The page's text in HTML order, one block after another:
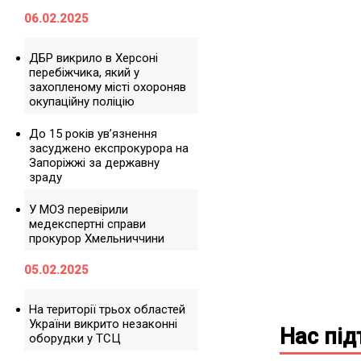
06.02.2025
ДБР викрило в Херсоні
перебіжчика, який у
захопленому місті охороняв
окупаційну поліцію
До 15 років ув’язнення
засуджено експрокурора на
Запоріжжі за державну
зраду
У МОЗ перевірили
медекспертні справи
прокурор Хмельниччини
05.02.2025
На території трьох областей
України викрито незаконні
оборудки у ТСЦ
Нас